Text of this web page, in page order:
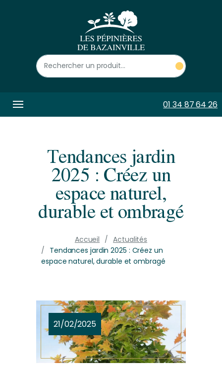
01 34 87 64 26
Tendances jardin
2025 : Créez un
espace naturel,
durable et ombragé
Accueil
Actualités
Tendances jardin 2025 : Créez un
espace naturel, durable et ombragé
21/02/2025